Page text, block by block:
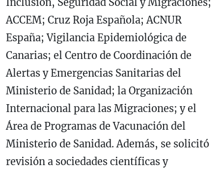
ACCEM; Cruz Roja Española; ACNUR
España; Vigilancia Epidemiológica de
Canarias; el Centro de Coordinación de
Alertas y Emergencias Sanitarias del
Ministerio de Sanidad; la Organización
Internacional para las Migraciones; y el
Área de Programas de Vacunación del
Ministerio de Sanidad. Además, se solicitó
revisión a sociedades científicas y